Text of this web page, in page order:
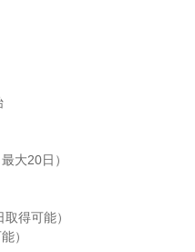
大20日）
得可能）
）